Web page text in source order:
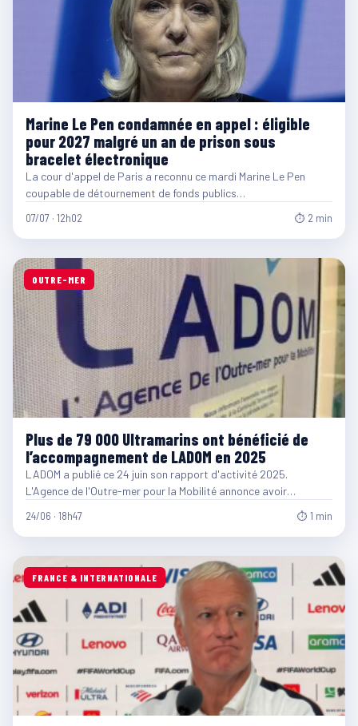
Marine Le Pen condamnée en appel : éligible
pour 2027 malgré un an de prison sous
bracelet électronique
La cour d'appel de Paris a reconnu ce mardi Marine Le Pen
coupable de détournement de fonds publics…
07/07 · 12h02 ⏱ 2 min
OUTRE-MER
Plus de 79 000 Ultramarins ont bénéficié de
l’accompagnement de LADOM en 2025
LADOM a publié ce 24 juin son rapport d'activité 2025.
L'Agence de l'Outre-mer pour la Mobilité annonce avoir…
24/06 · 18h47 ⏱ 1 min
FRANCE & INTERNATIONALE